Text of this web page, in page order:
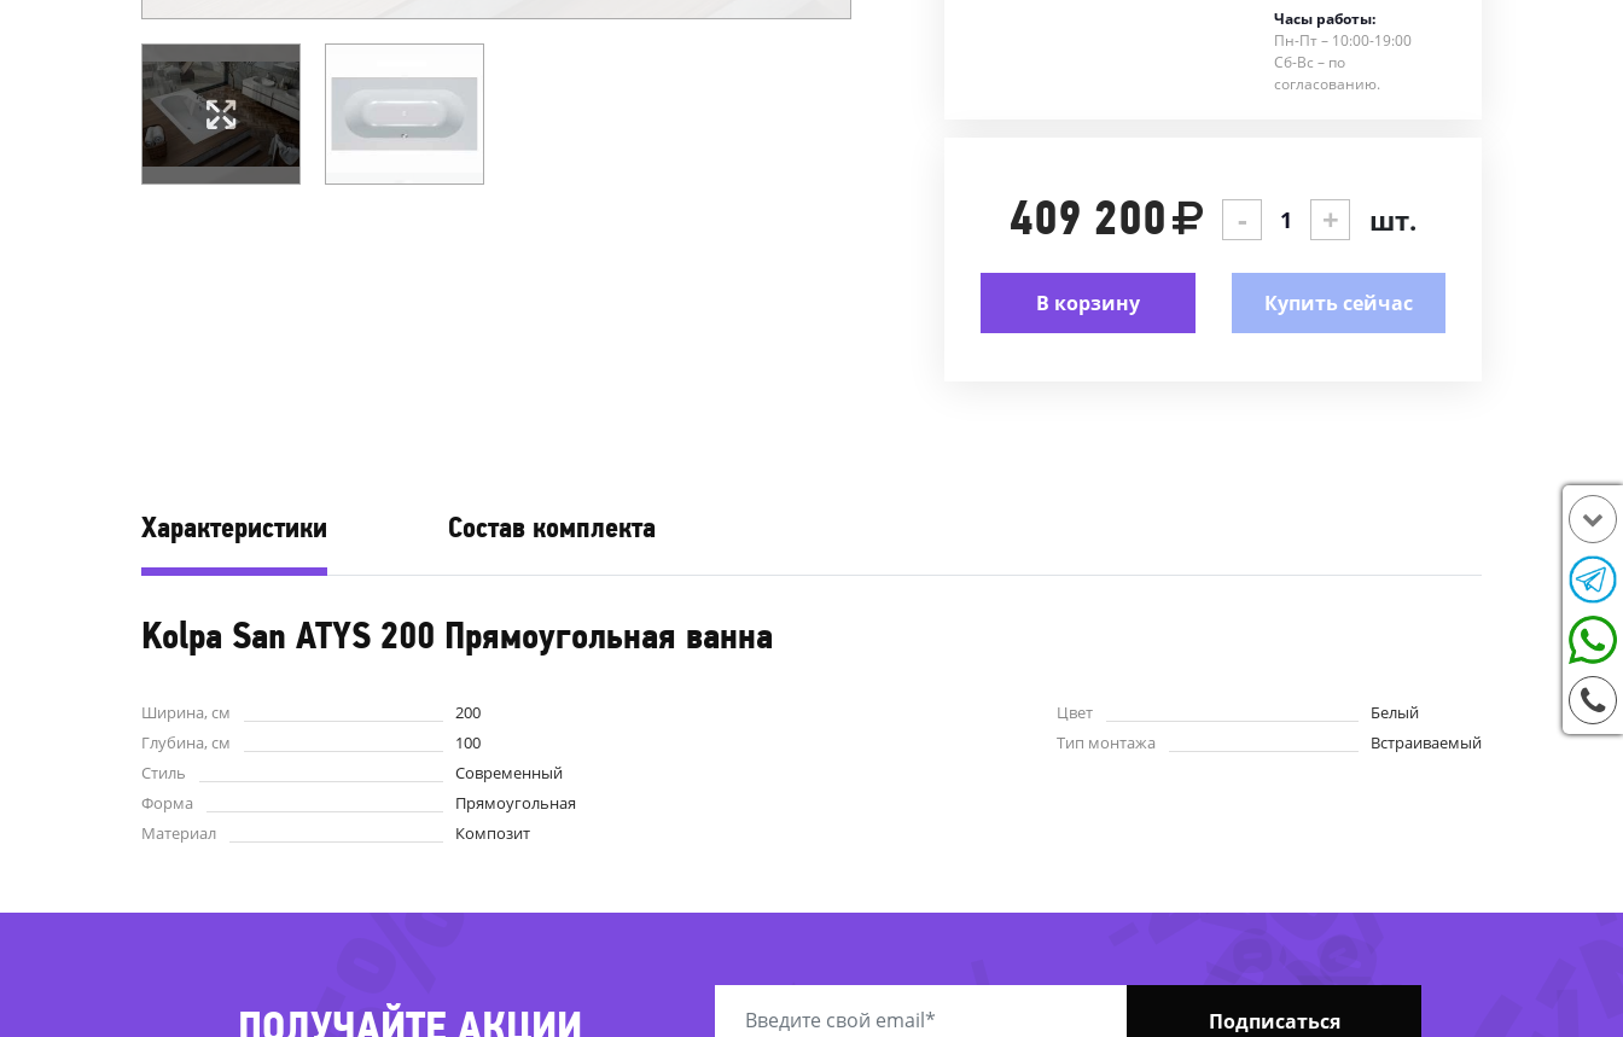
Часы работы:
Пн-Пт – 10:00-19:00
Сб-Вс – по
согласованию.
409 200 - + шт.
В корзину Купить сейчас
Характеристики Состав комплекта
Kolpa San ATYS 200 Прямоугольная ванна
Ширина, см
200
Глубина, см
100
Стиль
Современный
Цвет
Белый
Тип монтажа
Встраиваемый
Форма
Прямоугольная
Материал
Композит
Подписаться
-22%
-47%